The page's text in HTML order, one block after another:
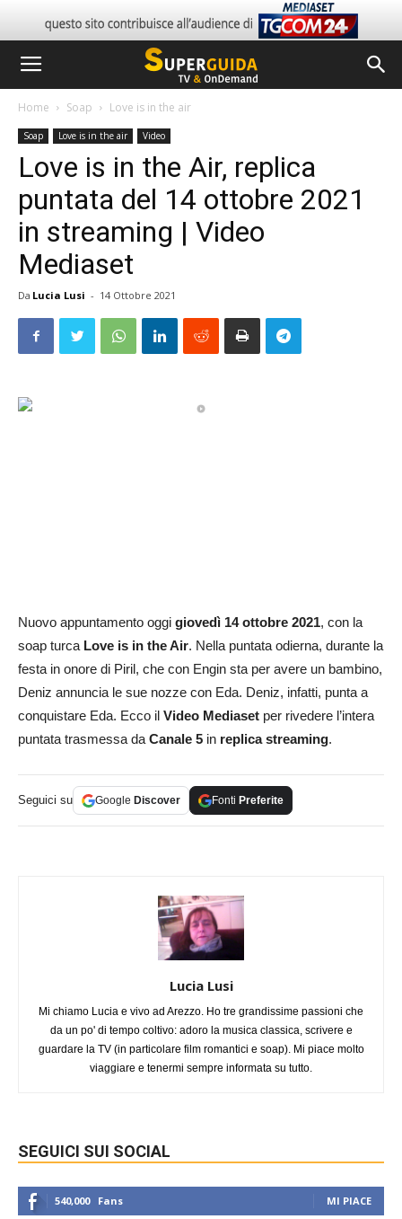
Home Soap Love is in the air
Soap Love is in the air Video
Love is in the Air, replica
puntata del 14 ottobre 2021
in streaming | Video
Mediaset
Da Lucia Lusi - 14 Ottobre 2021
Nuovo appuntamento oggi giovedì 14 ottobre 2021, con la
soap turca Love is in the Air. Nella puntata odierna, durante la
festa in onore di Piril, che con Engin sta per avere un bambino,
Deniz annuncia le sue nozze con Eda. Deniz, infatti, punta a
conquistare Eda. Ecco il Video Mediaset per rivedere l’intera
puntata trasmessa daCanale 5 in replica streaming.
Seguici su Google Discover Fonti Preferite
Lucia Lusi
Mi chiamo Lucia e vivo ad Arezzo. Ho tre grandissime passioni che
da un po' di tempo coltivo: adoro la musica classica, scrivere e
guardare la TV (in particolare film romantici e soap). Mi piace molto
viaggiare e tenermi sempre informata su tutto.
SEGUICI SUI SOCIAL
540,000 Fans MI PIACE